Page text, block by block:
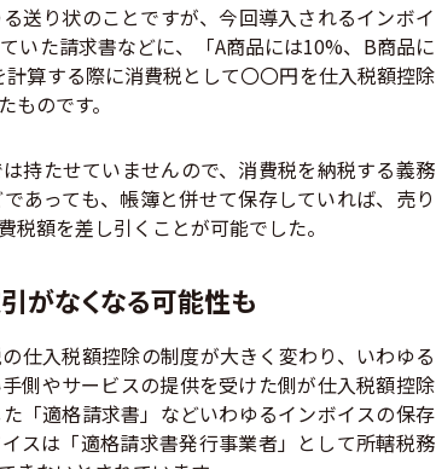
送り状のことですが、今回導入されるインボイ
いた請求書などに、「A商品には10%、B商品に
算する際に消費税として〇〇円を仕入税額控除
のです。
持たせていませんので、消費税を納税する義務
あっても、帳簿と併せて保存していれば、売り
税額を差し引くことが可能でした。
がなくなる可能性も
仕入税額控除の制度が大きく変わり、いわゆる
側やサービスの提供を受けた側が仕入税額控除
「適格請求書」などいわゆるインボイスの保存
スは「適格請求書発行事業者」として所轄税務